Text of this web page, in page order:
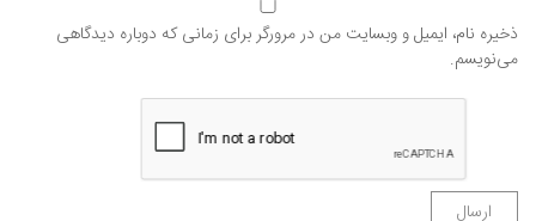
ذخیره نام، ایمیل و وبسایت من در مرورگر برای زمانی که دوباره دیدگاهی
می‌نویسم.